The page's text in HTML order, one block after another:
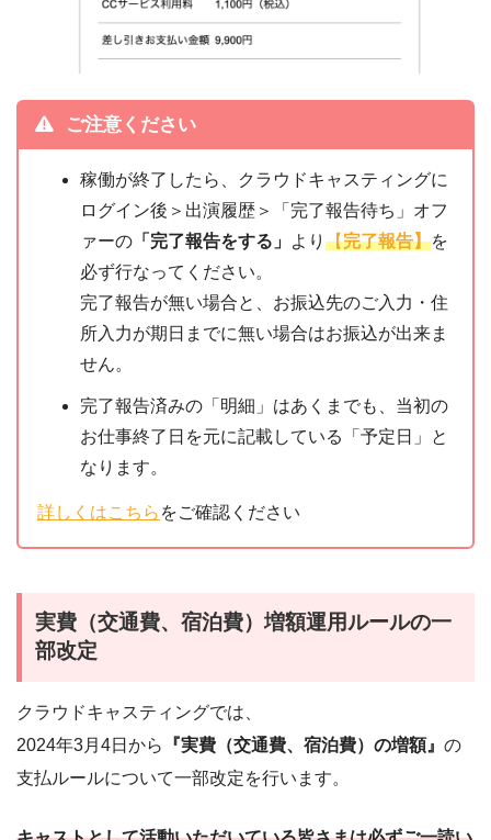
ご注意ください
稼働が終了したら、クラウドキャスティングに
ログイン後＞出演履歴＞「完了報告待ち」オフ
ァーの「完了報告をする」 より 【完了報告】を
必ず行なってください。
完了報告が無い場合と、お振込先のご入力・住
所入力が期日までに無い場合はお振込が出来ま
せん。
完了報告済みの「明細」はあくまでも、当初の
お仕事終了日を元に記載している「予定日」と
なります。
詳しくはこちら をご確認ください
実費（交通費、宿泊費）増額運用ルールの一
部改定
クラウドキャスティングでは、
2024年3月4日から
『実費（交通費、宿泊費）の増額』 の
支払ルールについて一部改定を行います。